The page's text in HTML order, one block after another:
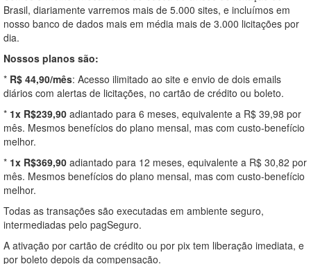
Brasil, diariamente varremos mais de 5.000 sites, e incluímos em
nosso banco de dados mais em média mais de 3.000 licitações por
dia.
Nossos planos são:
* R$ 44,90/mês: Acesso ilimitado ao site e envio de dois emails
diários com alertas de licitações, no cartão de crédito ou boleto.
* 1x R$239,90 adiantado para 6 meses, equivalente a R$ 39,98 por
mês. Mesmos benefícios do plano mensal, mas com custo-benefício
melhor.
* 1x R$369,90 adiantado para 12 meses, equivalente a R$ 30,82 por
mês. Mesmos benefícios do plano mensal, mas com custo-benefício
melhor.
Todas as transações são executadas em ambiente seguro,
intermediadas pelo pagSeguro.
A ativação por cartão de crédito ou por pix tem liberação imediata, e
por boleto depois da compensação.